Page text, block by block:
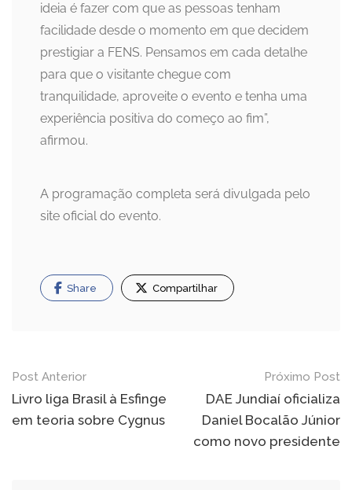
ideia é fazer com que as pessoas tenham
facilidade desde o momento em que decidem
prestigiar a FENS. Pensamos em cada detalhe
para que o visitante chegue com
tranquilidade, aproveite o evento e tenha uma
experiência positiva do começo ao fim”,
afirmou.
A programação completa será divulgada pelo
site oficial do evento.
Share Compartilhar
Navegação
de
Post
Post Anterior
Livro liga Brasil à Esfinge
em teoria sobre Cygnus
Próximo Post
DAE Jundiaí oficializa
Daniel Bocalão Júnior
como novo presidente